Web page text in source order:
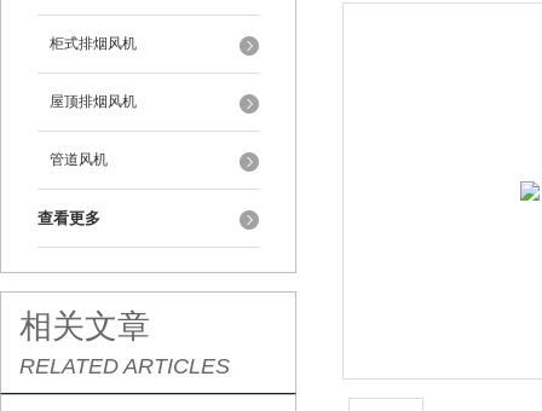
柜式排烟风机
屋顶排烟风机
管道风机
查看更多
相关文章
RELATED ARTICLES